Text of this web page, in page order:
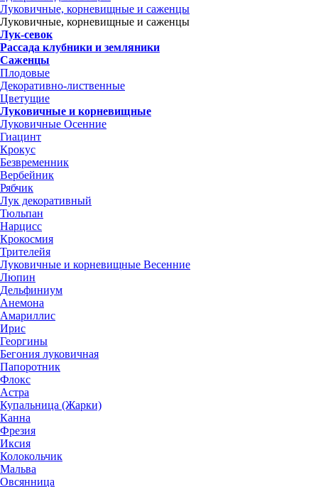
Луковичные, корневищные и саженцы
Луковичные, корневищные и саженцы
Лук-севок
Рассада клубники и земляники
Саженцы
Плодовые
Декоративно-лиственные
Цветущие
Луковичные и корневищные
Луковичные Осенние
Гиацинт
Крокус
Безвременник
Вербейник
Рябчик
Лук декоративный
Тюльпан
Нарцисс
Крокосмия
Трителейя
Луковичные и корневищные Весенние
Люпин
Дельфиниум
Анемона
Амариллис
Ирис
Георгины
Бегония луковичная
Папоротник
Флокс
Астра
Купальница (Жарки)
Канна
Фрезия
Иксия
Колокольчик
Мальва
Овсянница